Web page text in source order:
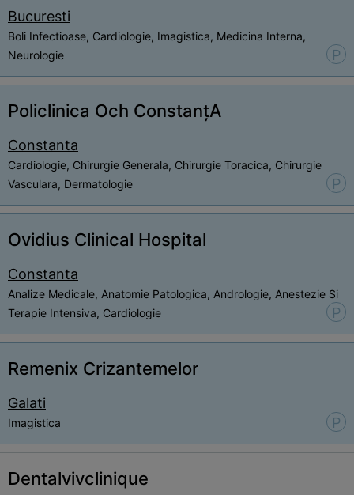
Bucuresti
Boli Infectioase, Cardiologie, Imagistica, Medicina Interna,
Neurologie
P
Policlinica Och ConstanțA
Constanta
Cardiologie, Chirurgie Generala, Chirurgie Toracica, Chirurgie
Vasculara, Dermatologie
P
Ovidius Clinical Hospital
Constanta
Analize Medicale, Anatomie Patologica, Andrologie, Anestezie Si
Terapie Intensiva, Cardiologie
P
Remenix Crizantemelor
Galati
Imagistica P
Dentalvivclinique